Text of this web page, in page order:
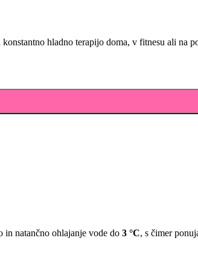
hladno terapijo doma, v fitnesu ali na
in natančno ohlajanje vode do 3 °C, s čimer